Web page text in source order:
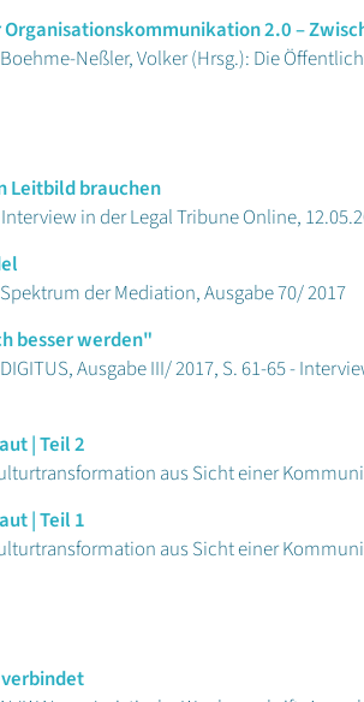
2.0 –
Neßler, Volker (Hrsg.): Die
Leitbild brauchen
in der Legal Tribune Online,
der Mediation, Ausgabe 70/ 2017
besser werden"
Ausgabe III/ 2017, S. 61-65 -
| Teil 2
aus Sicht einer
| Teil 1
aus Sicht einer